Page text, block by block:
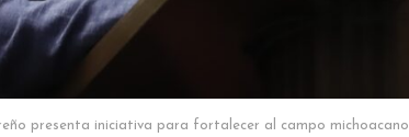
presenta iniciativa para fortalecer al campo michoacano